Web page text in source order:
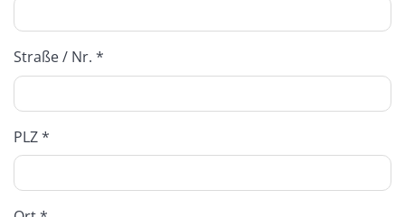
Straße / Nr. *
PLZ *